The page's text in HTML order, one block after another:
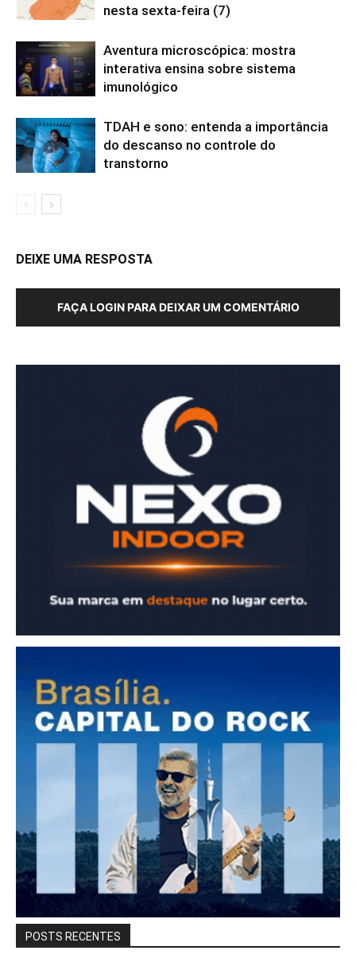
nesta sexta-feira (7)
Aventura microscópica: mostra
interativa ensina sobre sistema
imunológico
TDAH e sono: entenda a importância
do descanso no controle do
transtorno
DEIXE UMA RESPOSTA
FAÇA LOGIN PARA DEIXAR UM COMENTÁRIO
POSTS RECENTES